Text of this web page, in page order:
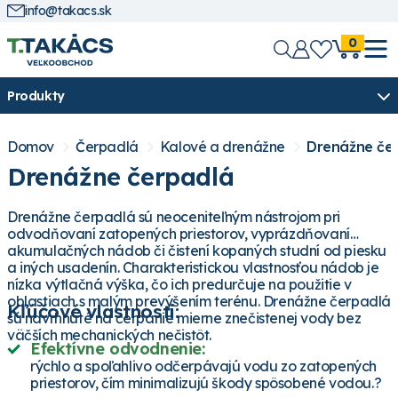
info@takacs.sk
0
Produkty
Domov Čerpadlá Kalové a drenážne Drenážne
Drenážne čerpadlá
Drenážne čerpadlá sú neoceniteľným nástrojom pri
odvodňovaní zatopených priestorov, vyprázdňovaní
akumulačných nádob či čistení kopaných studní od piesku
a iných usadenín. Charakteristickou vlastnosťou nádob je
nízka výtlačná výška, čo ich predurčuje na použitie v
oblastiach s malým prevýšením terénu. Drenážne čerpadlá
sú navrhnuté na čerpanie mierne znečistenej vody bez
väčších mechanických nečistôt.
Kľúčové vlastnosti:
Efektívne odvodnenie:
rýchlo a spoľahlivo odčerpávajú vodu zo zatopených
priestorov, čím minimalizujú škody spôsobené vodou.?